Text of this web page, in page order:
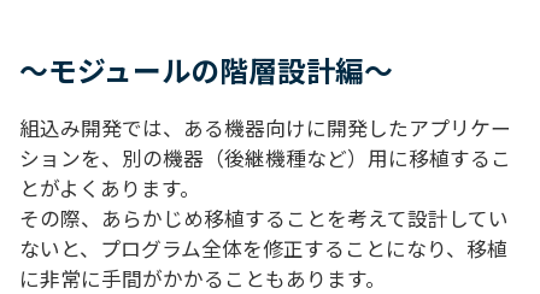
～モジュールの階層設計編～
組込み開発では、ある機器向けに開発したアプリケー
ションを、別の機器（後継機種など）用に移植するこ
とがよくあります。
その際、あらかじめ移植することを考えて設計してい
ないと、プログラム全体を修正することになり、移植
に非常に手間がかかることもあります。